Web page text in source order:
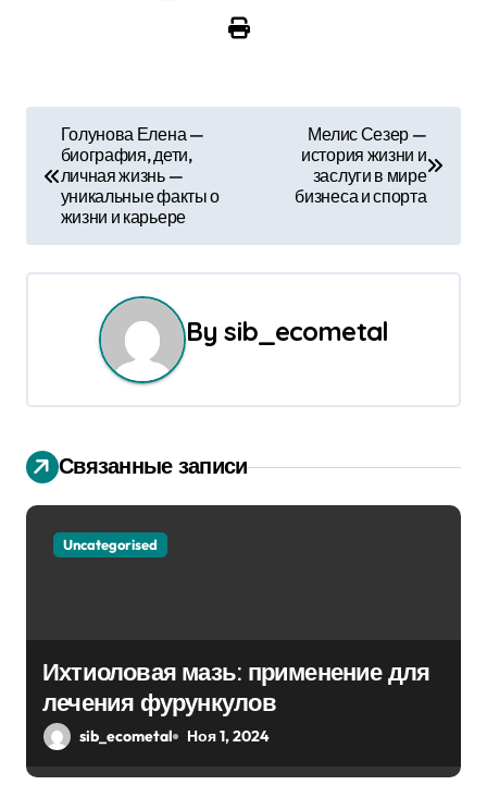
и
ц
и
я
п
п
и
Голунова Елена —
биография, дети,
личная жизнь —
уникальные факты о
жизни и карьере
Мелис Сезер —
история жизни и
заслуги в мире
бизнеса и спорта
Bysib_ecometal
Связанные записи
Uncategorised
Ихтиоловая мазь: применение для
лечения фурункулов
sib_ecometal Ноя 1, 2024